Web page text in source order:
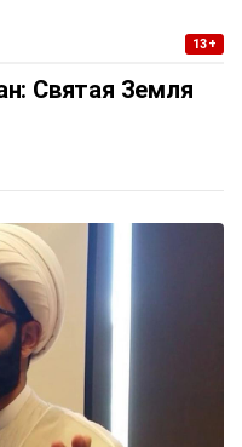
13+
Святая Земля